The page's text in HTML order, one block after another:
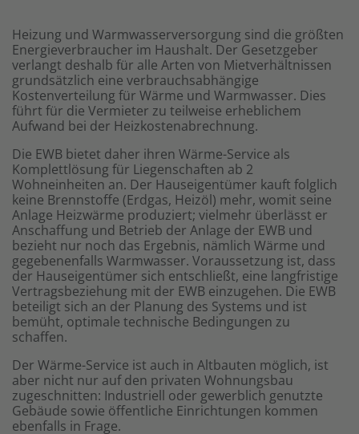
Heizung und Warmwasserversorgung sind die größten
Energieverbraucher im Haushalt. Der Gesetzgeber
verlangt deshalb für alle Arten von Mietverhältnissen
grundsätzlich eine verbrauchsabhängige
Kostenverteilung für Wärme und Warmwasser. Dies
führt für die Vermieter zu teilweise erheblichem
Aufwand bei der Heizkostenabrechnung.
Die EWB bietet daher ihren Wärme-Service als
Komplettlösung für Liegenschaften ab 2
Wohneinheiten an. Der Hauseigentümer kauft folglich
keine Brennstoffe (Erdgas, Heizöl) mehr, womit seine
Anlage Heizwärme produziert; vielmehr überlässt er
Anschaffung und Betrieb der Anlage der EWB und
bezieht nur noch das Ergebnis, nämlich Wärme und
gegebenenfalls Warmwasser. Voraussetzung ist, dass
der Hauseigentümer sich entschließt, eine langfristige
Vertragsbeziehung mit der EWB einzugehen. Die EWB
beteiligt sich an der Planung des Systems und ist
bemüht, optimale technische Bedingungen zu
schaffen.
Der Wärme-Service ist auch in Altbauten möglich, ist
aber nicht nur auf den privaten Wohnungsbau
zugeschnitten: Industriell oder gewerblich genutzte
Gebäude sowie öffentliche Einrichtungen kommen
ebenfalls in Frage.